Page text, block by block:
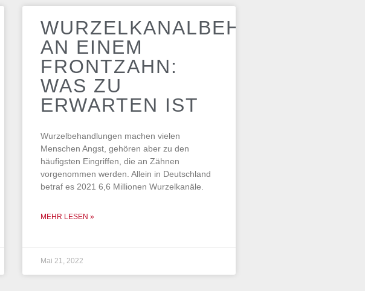
WURZELKANALBEHANDLUNG
AN EINEM
FRONTZAHN:
WAS ZU
ERWARTEN IST
Wurzelbehandlungen machen vielen
Menschen Angst, gehören aber zu den
häufigsten Eingriffen, die an Zähnen
vorgenommen werden. Allein in Deutschland
betraf es 2021 6,6 Millionen Wurzelkanäle.
MEHR LESEN »
Mai 21, 2022